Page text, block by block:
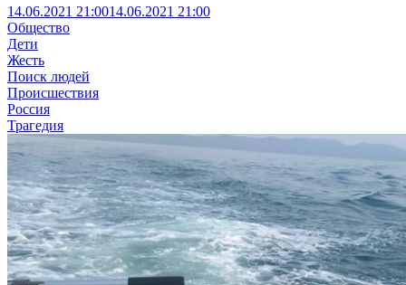
14.06.2021 21:0014.06.2021 21:00
Общество
Дети
Жесть
Поиск людей
Происшествия
Россия
Трагедия